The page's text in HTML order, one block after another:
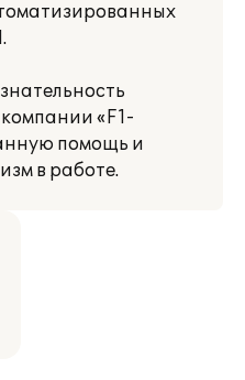
«F1-
помощь и
в работе.